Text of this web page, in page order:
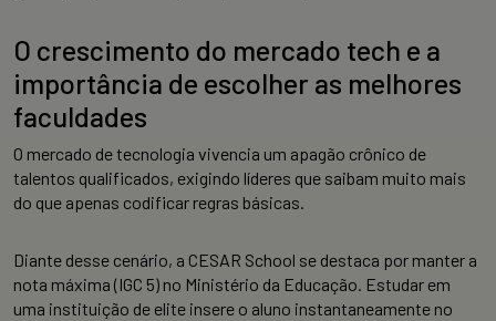
O crescimento do mercado tech e a
importância de escolher as melhores
faculdades
O mercado de tecnologia vivencia um apagão crônico de
talentos qualificados, exigindo líderes que saibam muito mais
do que apenas codificar regras básicas.
Diante desse cenário, a CESAR School se destaca por manter a
nota máxima (IGC 5) no Ministério da Educação. Estudar em
uma instituição de elite insere o aluno instantaneamente no